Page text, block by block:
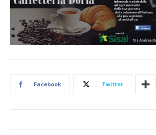
Facebook Twitter